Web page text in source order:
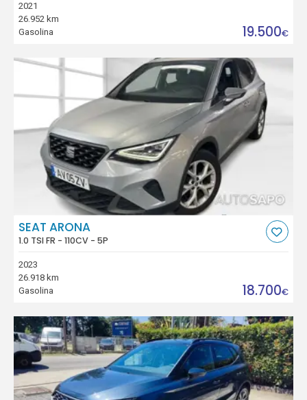
2021
26.952 km
Gasolina
19.500€
SEAT ARONA
1.0 TSI FR - 110CV - 5P
2023
26.918 km
Gasolina
18.700€